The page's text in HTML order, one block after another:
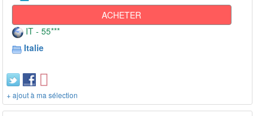
ACHETER
IT - 55***
Italie
+ ajout à ma sélection